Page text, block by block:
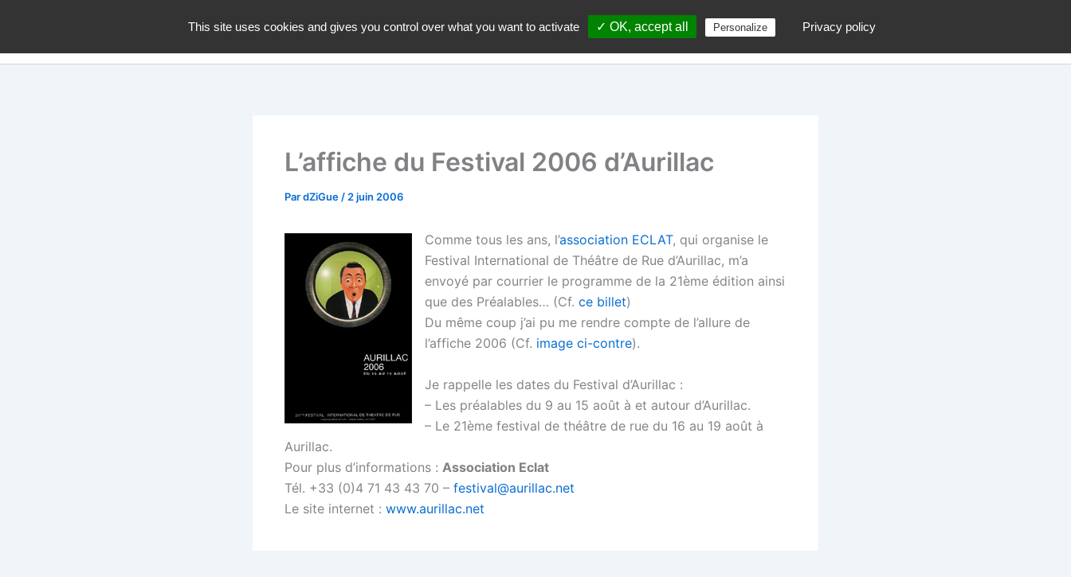
contenu
Accueil A propos du blog Contactez moi ! Archives
L’affiche du Festival 2006 d’Aurillac
PardZiGue / 2 juin 2006
Comme tous les ans, l’association ECLAT, qui organise le
Festival International de Théâtre de Rue d’Aurillac, m’a
envoyé par courrier le programme de la 21ème édition ainsi
que des Préalables… (Cf. ce billet)
Du même coup j’ai pu me rendre compte de l’allure de
l’affiche 2006 (Cf. image ci-contre).
Je rappelle les dates du Festival d’Aurillac :
– Les préalables du 9 au 15 août à et autour d’Aurillac.
– Le 21ème festival de théâtre de rue du 16 au 19 août à
Aurillac.
Pour plus d’informations : Association Eclat
Tél. +33 (0)4 71 43 43 70 – festival@aurillac.net
Le site internet : www.aurillac.net
This site uses cookies and gives you control over what you want to activate ✓ OK, accept all Personalize Privacy policy